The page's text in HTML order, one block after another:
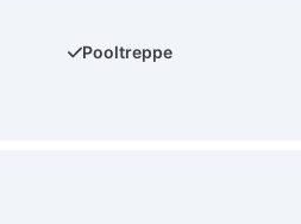
Pooltreppe